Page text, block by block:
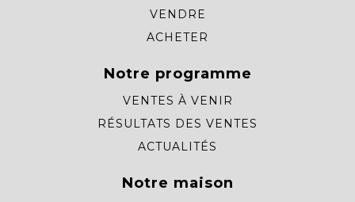
VENDRE
ACHETER
Notre programme
VENTES À VENIR
RÉSULTATS DES VENTES
ACTUALITÉS
Notre maison